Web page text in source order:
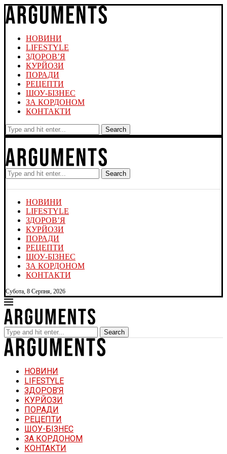
НОВИНИ
LIFESTYLE
ЗДОРОВ’Я
КУРЙОЗИ
ПОРАДИ
РЕЦЕПТИ
ШОУ-БІЗНЕС
ЗА КОРДОНОМ
КОНТАКТИ
Search
Search
НОВИНИ
LIFESTYLE
ЗДОРОВ’Я
КУРЙОЗИ
ПОРАДИ
РЕЦЕПТИ
ШОУ-БІЗНЕС
ЗА КОРДОНОМ
КОНТАКТИ
Субота, 8 Серпня, 2026
Search
НОВИНИ
LIFESTYLE
ЗДОРОВ’Я
КУРЙОЗИ
ПОРАДИ
РЕЦЕПТИ
ШОУ-БІЗНЕС
ЗА КОРДОНОМ
КОНТАКТИ